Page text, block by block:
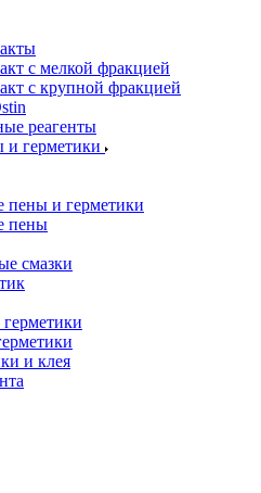
с мелкой фракцией
с крупной фракцией
реагенты
герметики
и герметики
пены
смазки
и клея